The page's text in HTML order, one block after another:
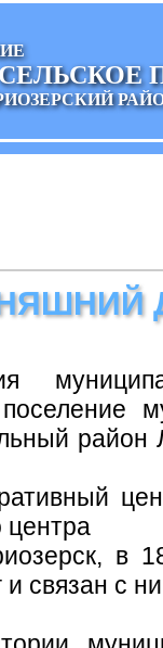
район
центра
в
и связан с